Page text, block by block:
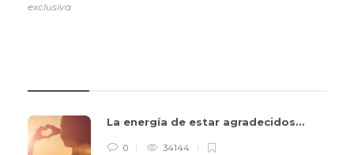
exclusiva
La energía de estar agradecidos…
0 34144